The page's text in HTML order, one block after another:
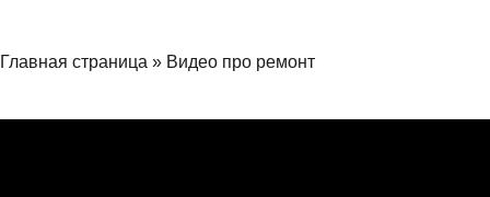
Главная страница » Видео про ремонт